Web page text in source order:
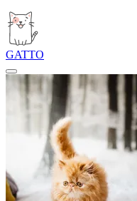
GATTO